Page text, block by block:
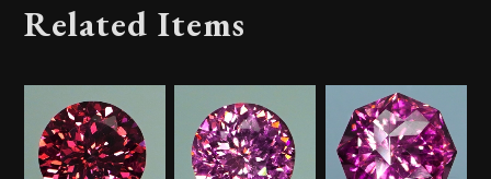
Related Items